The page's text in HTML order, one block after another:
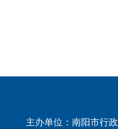
主办单位：南阳市行